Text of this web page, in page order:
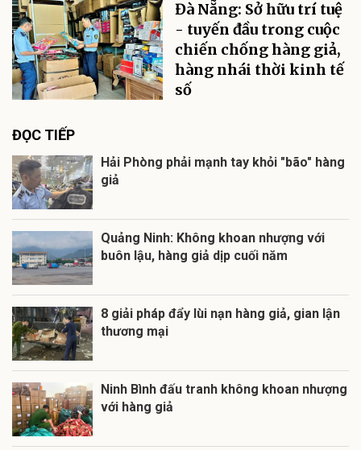
Đà Nẵng: Sở hữu trí tuệ
- tuyến đầu trong cuộc
chiến chống hàng giả,
hàng nhái thời kinh tế
số
ĐỌC TIẾP
Hải Phòng phải mạnh tay khỏi "bão" hàng
giả
Quảng Ninh: Không khoan nhượng với
buôn lậu, hàng giả dịp cuối năm
8 giải pháp đẩy lùi nạn hàng giả, gian lận
thương mại
Ninh Bình đấu tranh không khoan nhượng
với hàng giả